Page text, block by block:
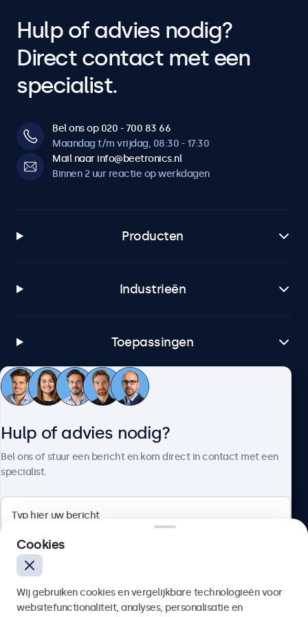
Voedingsadapter
Compatibiliteit
Compatible met
19HB9M/U1, 22HB9M/U1, 24HB9M/U1, 27HB9M/U1
Hulp of advies nodig?
Direct contact met een
specialist.
Bel ons op 020 - 700 83 66
Maandag t/m vrijdag, 08:30 - 17:30
Mail naar info@beetronics.nl
Binnen 2 uur reactie op werkdagen
Producten
Industrieën
Toepassingen
Klantenservice
4.8/5 door 5000+ bedrijven
Hulp of advies nodig?
Bel ons of stuur een bericht en kom direct in contact met een
specialist.
Cookies
Wij gebruiken cookies en vergelijkbare technologieën voor
websitefunctionaliteit, analyses, personalisatie en